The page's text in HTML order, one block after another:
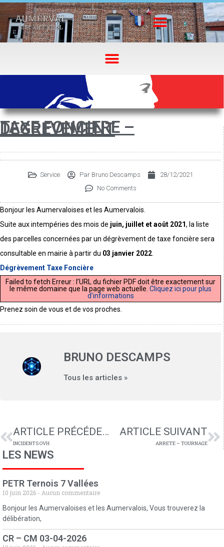
TAXE FONCIERE –
DEGREVEMENT
Service Par Bruno Descamps
28/12/2021
No Comments
Bonjour les Aumervaloises et les Aumervalois.
Suite aux intempéries des mois de juin, juillet et août 2021, la liste
des parcelles concernées par un dégrèvement de taxe foncière sera
consultable en mairie à partir du 03 janvier 2022
Dégrèvement Taxe Foncière
Failed to fetch Erreur : l’URL du fichier PDF doit être exactement sur
le même domaine que la page web actuelle. Cliquez ici pour plus
d’informations
Prenez soin de vous et de vos proches.
BRUNO DESCAMPS
Tous les articles »
ARTICLE PRÉCÉDENT
INCIDENTS OVH
ARTICLE SUIVANT
ARRETE – TOURNAGE
LES NEWS
PETR Ternois 7 Vallées
10 juin 2026
Aucun commentaire
Bonjour les Aumervaloises et les Aumervalois, Vous trouverez la
délibération,
CR – CM 03-04-2026